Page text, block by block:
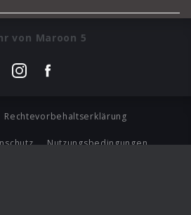
von Maroon 5
Rechtevorbehaltserklärung
Nutzungsbedingungen